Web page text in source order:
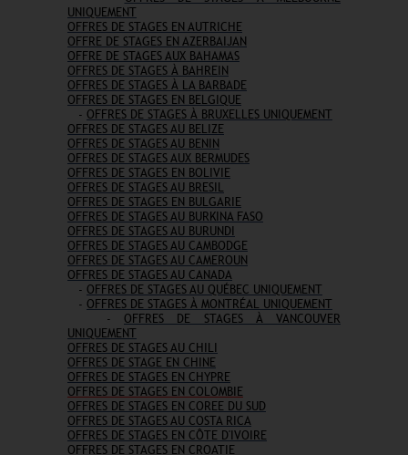
UNIQUEMENT
OFFRES DE STAGES EN AUTRICHE
OFFRE DE STAGES EN AZERBAIJAN
OFFRE DE STAGES AUX BAHAMAS
OFFRES DE STAGES À BAHREIN
OFFRES DE STAGES À LA BARBADE
OFFRES DE STAGES EN BELGIQUE
- OFFRES DE STAGES À BRUXELLES UNIQUEMENT
OFFRES DE STAGES AU BELIZE
OFFRES DE STAGES AU BENIN
OFFRES DE STAGES AUX BERMUDES
OFFRES DE STAGES EN BOLIVIE
OFFRES DE STAGES AU BRESIL
OFFRES DE STAGES EN BULGARIE
OFFRES DE STAGES AU BURKINA FASO
OFFRES DE STAGES AU BURUNDI
OFFRES DE STAGES AU CAMBODGE
OFFRES DE STAGES AU CAMEROUN
OFFRES DE STAGES AU CANADA
- OFFRES DE STAGES AU QUÉBEC UNIQUEMENT
- OFFRES DE STAGES À MONTRÉAL UNIQUEMENT
- OFFRES DE STAGES À VANCOUVER
UNIQUEMENT
OFFRES DE STAGES AU CHILI
OFFRES DE STAGE EN CHINE
OFFRES DE STAGES EN CHYPRE
OFFRES DE STAGES EN COLOMBIE
OFFRES DE STAGES EN COREE DU SUD
OFFRES DE STAGES AU COSTA RICA
OFFRES DE STAGES EN CÔTE D'IVOIRE
OFFRES DE STAGES EN CROATIE